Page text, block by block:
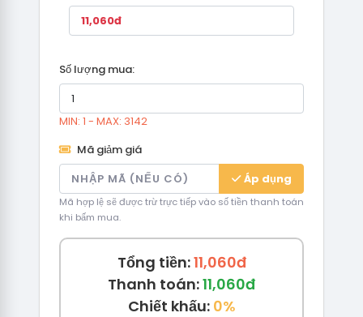
Số lượng mua:
MIN: 1 - MAX: 3142
Mã giảm giá
Áp dụng
Mã hợp lệ sẽ được trừ trực tiếp vào số tiền thanh toán
khi bấm mua.
Tổng tiền:11,060đ
Thanh toán:11,060đ
Chiết khấu: 0%